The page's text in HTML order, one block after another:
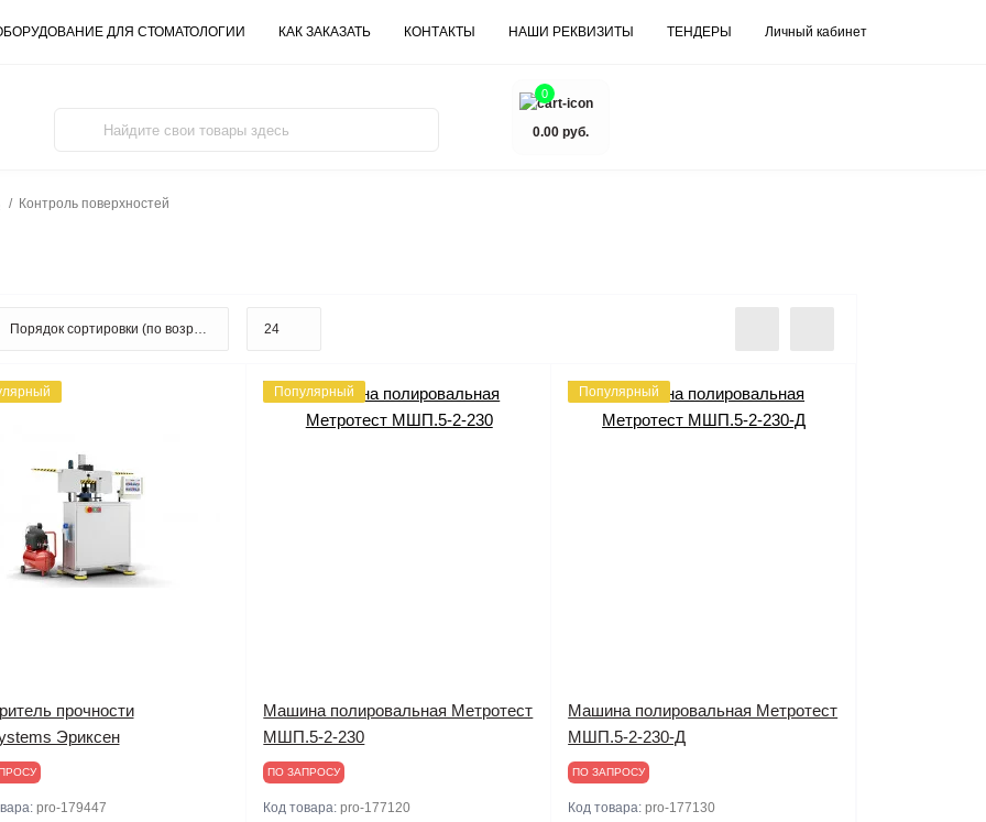
ДЛЯ СТОМАТОЛОГИИ КАК ЗАКАЗАТЬ КОНТАКТЫ НАШИ РЕКВИЗИТЫ ТЕНДЕРЫ Личный кабинет
0
0.00 руб.
Контроль поверхностей
прочности
Эриксен
pro-179447
Популярный
Машина полировальная Метротест
МШП.5-2-230
ПО ЗАПРОСУ
Код товара:pro-177120
Популярный
Машина полировальная Метротест
МШП.5-2-230-Д
ПО ЗАПРОСУ
Код товара:pro-177130